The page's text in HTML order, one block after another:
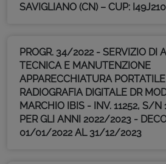
SAVIGLIANO (CN) – CUP:
PROGR. 34/2022 - SERVIZIO DI
TECNICA E MANUTENZIONE
APPARECCHIATURA
RADIOGRAFIA DIGITALE DR
MARCHIO IBIS - INV. 11252, S/
PER GLI ANNI 2022/2023 -
01/01/2022 AL 31/12/2023